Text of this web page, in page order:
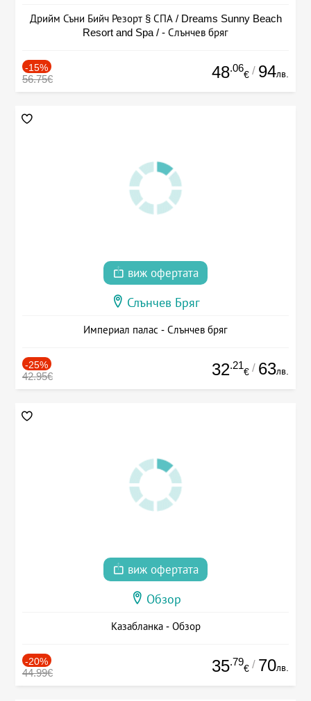
Дрийм Съни Бийч Резорт § СПА / Dreams Sunny Beach
Resort and Spa / - Слънчев бряг
-15%
56.75€ 48.06
€ / 94лв.
виж офертата
Слънчев Бряг
Империал палас - Слънчев бряг
-25%
42.95€ 32.21
€ / 63лв.
виж офертата
Обзор
Казабланка - Обзор
-20%
44.99€ 35.79
€ / 70лв.